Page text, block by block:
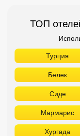
ТОП
Турция
Белек
Сиде
Мармарис
Хургада